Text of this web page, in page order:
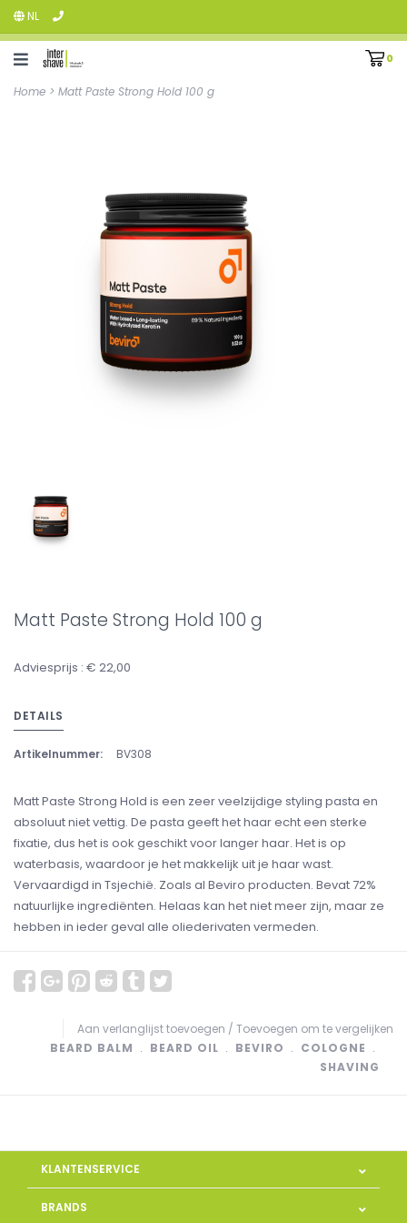
NL
0
Home > Matt Paste Strong Hold 100 g
Matt Paste Strong Hold 100 g
Adviesprijs : € 22,00
DETAILS
Artikelnummer: BV308
Matt Paste Strong Hold is een zeer veelzijdige styling pasta en
absoluut niet vettig. De pasta geeft het haar echt een sterke
fixatie, dus het is ook geschikt voor langer haar. Het is op
waterbasis, waardoor je het makkelijk uit je haar wast.
Vervaardigd in Tsjechië. Zoals al Beviro producten. Bevat 72%
natuurlijke ingrediënten. Helaas kan het niet meer zijn, maar ze
hebben in ieder geval alle oliederivaten vermeden.
Aan verlanglijst toevoegen / Toevoegen om te vergelijken
BEARD BALM ﹒ BEARD OIL ﹒ BEVIRO ﹒ COLOGNE ﹒
SHAVING
KLANTENSERVICE
BRANDS